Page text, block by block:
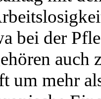
bei der
auch
um mehr